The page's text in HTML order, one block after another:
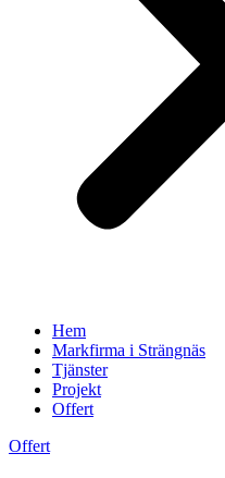
Hem
Markfirma i Strängnäs
Tjänster
Projekt
Offert
Offert